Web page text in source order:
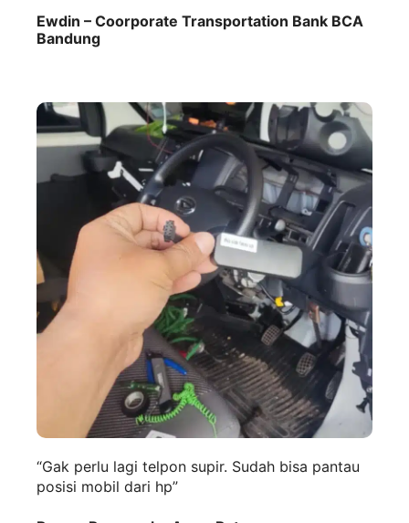
Ewdin – Coorporate Transportation Bank BCA
Bandung
“Gak perlu lagi telpon supir. Sudah bisa pantau
posisi mobil dari hp”